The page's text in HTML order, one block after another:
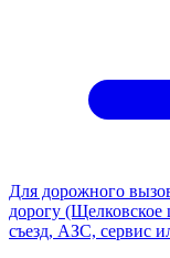
Для дорожного
дорогу
съезд, АЗС, сервис